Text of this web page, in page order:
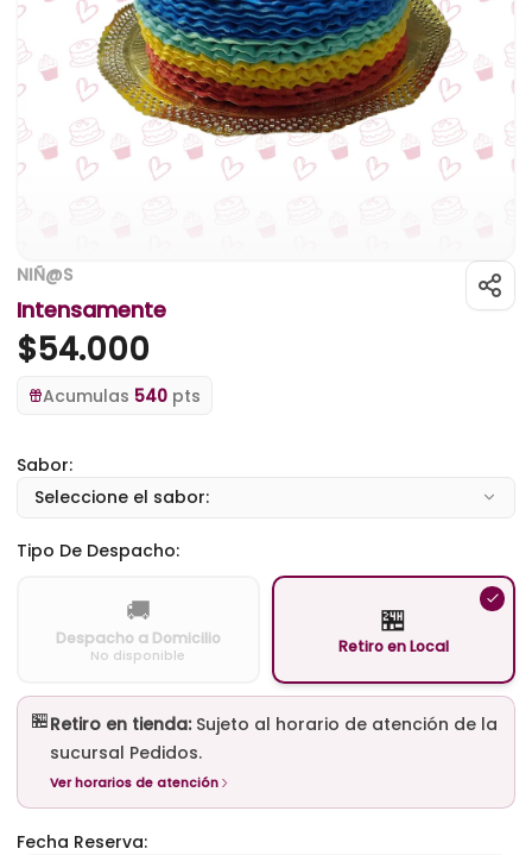
NIÑ@S
Intensamente
$54.000
Acumulas 540 pts
Sabor:
Seleccione el sabor:
Tipo De Despacho:
🚚
Despacho a Domicilio
No disponible
🏪
Retiro en Local
🏪Retiro en tienda:Sujeto al horario de atención de la
sucursal Pedidos.
Ver horarios de atención
Fecha Reserva: